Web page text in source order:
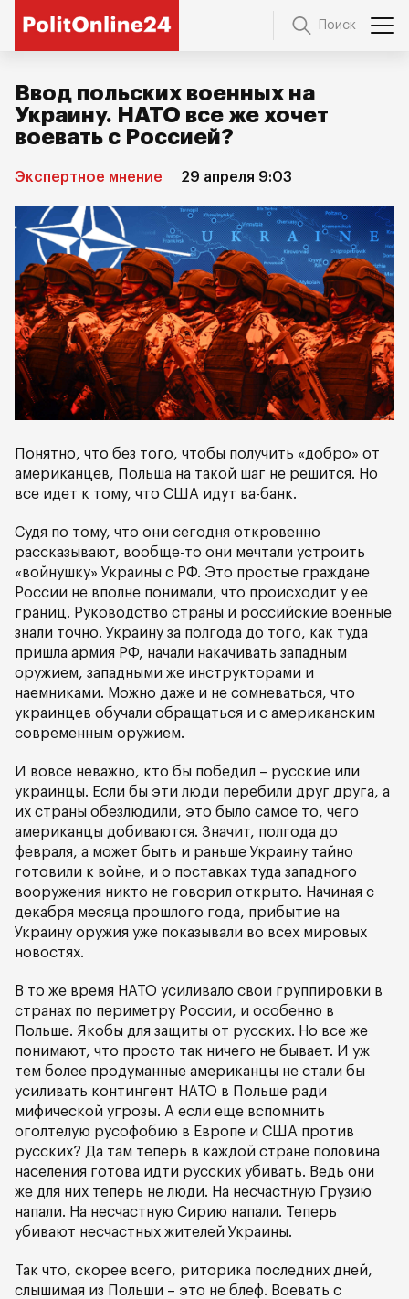
Поиск
Ввод польских военных на
Украину. НАТО все же хочет
воевать с Россией?
Экспертное мнение 29 апреля 9:03
Понятно, что без того, чтобы получить «добро» от
американцев, Польша на такой шаг не решится. Но
все идет к тому, что США идут ва-банк.
Судя по тому, что они сегодня откровенно
рассказывают, вообще-то они мечтали устроить
«войнушку» Украины с РФ. Это простые граждане
России не вполне понимали, что происходит у ее
границ. Руководство страны и российские военные
знали точно. Украину за полгода до того, как туда
пришла армия РФ, начали накачивать западным
оружием, западными же инструкторами и
наемниками. Можно даже и не сомневаться, что
украинцев обучали обращаться и с американским
современным оружием.
И вовсе неважно, кто бы победил – русские или
украинцы. Если бы эти люди перебили друг друга, а
их страны обезлюдили, это было самое то, чего
американцы добиваются. Значит, полгода до
февраля, а может быть и раньше Украину тайно
готовили к войне, и о поставках туда западного
вооружения никто не говорил открыто. Начиная с
декабря месяца прошлого года, прибытие на
Украину оружия уже показывали во всех мировых
новостях.
В то же время НАТО усиливало свои группировки в
странах по периметру России, и особенно в
Польше. Якобы для защиты от русских. Но все же
понимают, что просто так ничего не бывает. И уж
тем более продуманные американцы не стали бы
усиливать контингент НАТО в Польше ради
мифической угрозы. А если еще вспомнить
оголтелую русофобию в Европе и США против
русских? Да там теперь в каждой стране половина
населения готова идти русских убивать. Ведь они
же для них теперь не люди. На несчастную Грузию
напали. На несчастную Сирию напали. Теперь
убивают несчастных жителей Украины.
Так что, скорее всего, риторика последних дней,
слышимая из Польши – это не блеф. Воевать с